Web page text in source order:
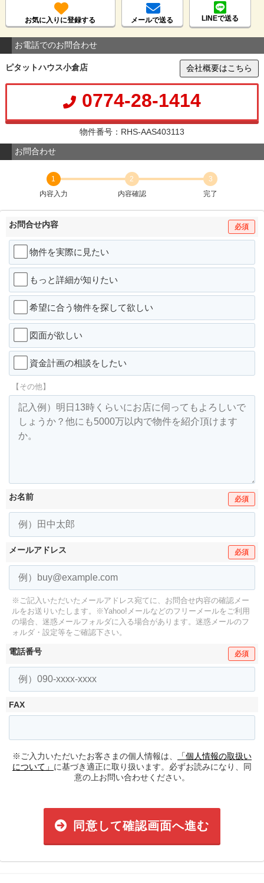
お気に入りに登録する メールで送る LINEで送る
お電話でのお問合わせ
ピタットハウス小倉店 会社概要はこちら
0774-28-1414
物件番号：RHS-AAS403113
お問合わせ
1
内容入力
2
内容確認
3
完了
お問合せ内容 必須
物件を実際に見たい
もっと詳細が知りたい
希望に合う物件を探して欲しい
図面が欲しい
資金計画の相談をしたい
【その他】
お名前 必須
メールアドレス 必須
※ご記入いただいたメールアドレス宛てに、お問合せ内容の確認メー
ルをお送りいたします。
※Yahoo!メールなどのフリーメールをご利用
の場合、迷惑メールフォルダに入る場合があります。 迷惑メールのフ
ォルダ・設定等をご確認下さい。
電話番号 必須
FAX
※ご入力いただいたお客さまの個人情報は、
「個人情報の取扱い
について」 に基づき適正に取り扱います。必ずお読みになり、同
意の上お問い合わせください。
同意して確認画面へ進む